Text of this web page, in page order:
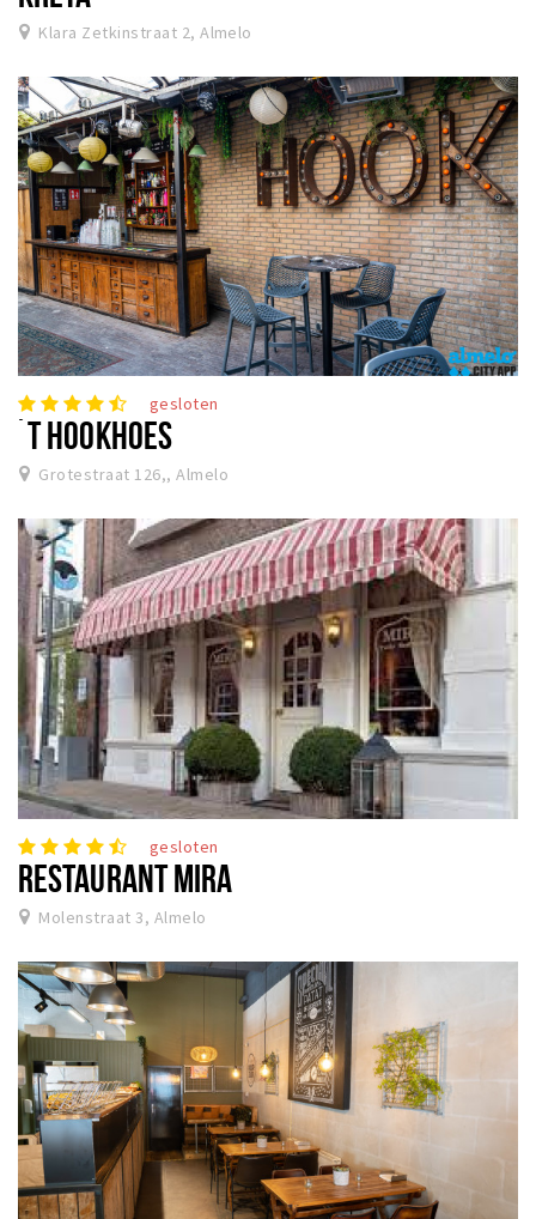
Klara Zetkinstraat 2, Almelo
gesloten
´T HOOKHOES
Grotestraat 126,, Almelo
gesloten
RESTAURANT MIRA
Molenstraat 3, Almelo